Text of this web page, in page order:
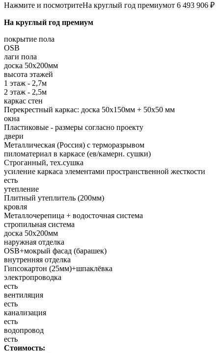
Нажмите и посмотритеНа круглый год премиумот 6 493 906 ₽
На круглый год премиум
покрытие пола
OSB
лаги пола
доска 50х200мм
высота этажей
1 этаж - 2,7м
2 этаж - 2,5м
каркас стен
Перекрестный каркас: доска 50х150мм + 50х50 мм
окна
Пластиковые - размеры согласно проекту
двери
Металлическая (Россия) с терморазрывом
пиломатериал в каркасе (ев/камерн. сушки)
Строганный, тех.сушка
усиление каркаса элементами пространственной жесткости
есть
утепление
Плитный утеплитель (200мм)
кровля
Металлочерепица + водосточная система
стропильная система
доска 50х200мм
наружная отделка
OSB+мокрый фасад (барашек)
внутренняя отделка
Гипсокартон (25мм)+шпаклёвка
электропроводка
есть
вентиляция
есть
канализация
есть
водопровод
есть
Стоимость: